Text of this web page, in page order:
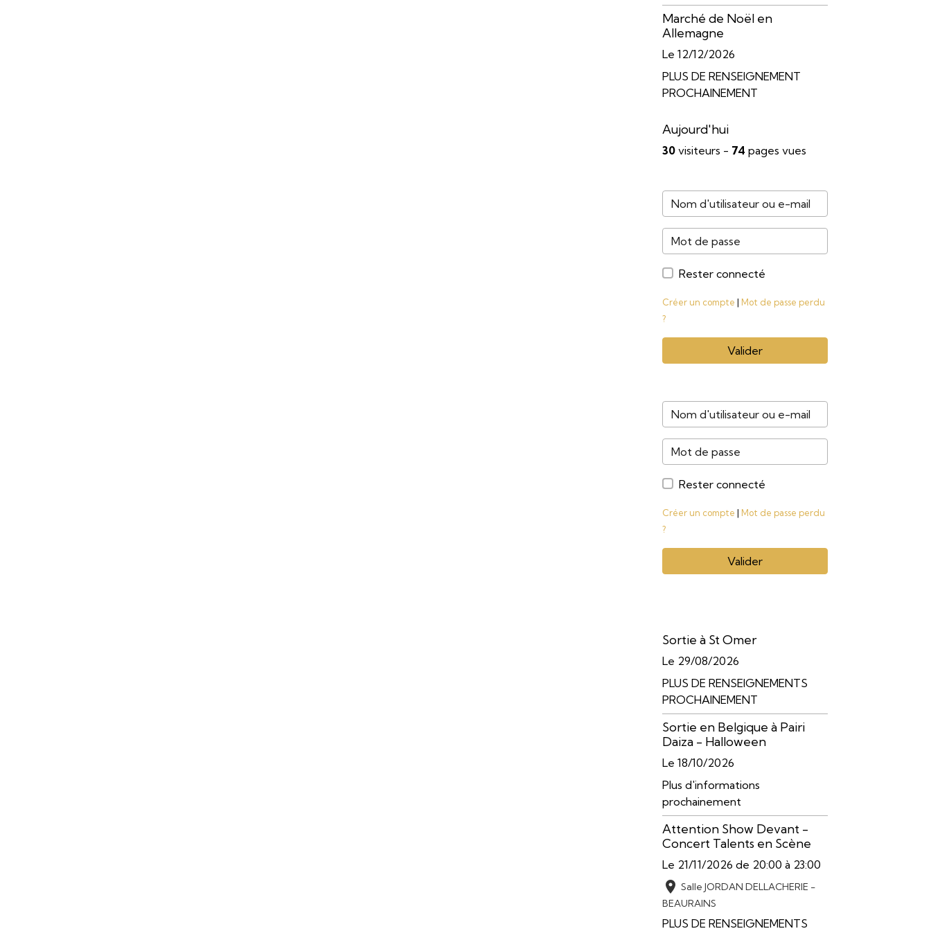
Marché de Noël en
Allemagne
Le 12/12/2026
PLUS DE RENSEIGNEMENT
PROCHAINEMENT
Aujourd'hui
30visiteurs - 74 pages vues
Rester connecté
Créer un compte | Mot de passe perdu
?
Valider
Rester connecté
Créer un compte | Mot de passe perdu
?
Valider
Sortie à St Omer
Le 29/08/2026
PLUS DE RENSEIGNEMENTS
PROCHAINEMENT
Sortie en Belgique à Pairi
Daiza - Halloween
Le 18/10/2026
Plus d'informations
prochainement
Attention Show Devant -
Concert Talents en Scène
Le 21/11/2026 de 20:00 à 23:00
Salle JORDAN DELLACHERIE -
BEAURAINS
PLUS DE RENSEIGNEMENTS